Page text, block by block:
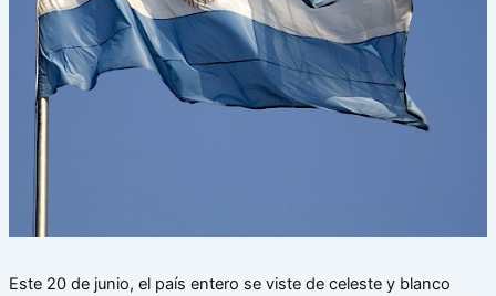
Este 20 de junio, el país entero se viste de celeste y blanco